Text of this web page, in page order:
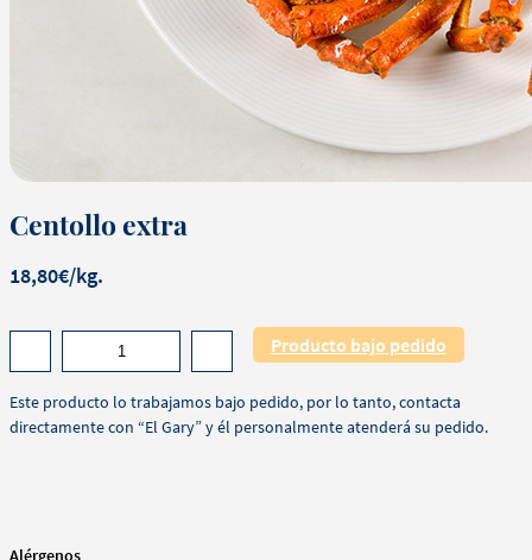
Centollo extra
18,80€/kg.
Producto bajo pedido
Este producto lo trabajamos bajo pedido, por lo tanto, contacta
directamente con “El Gary” y él personalmente atenderá su pedido.
Alérgenos